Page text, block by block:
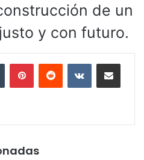
de un
y con futuro.
Tumblr PinterestReddit VKontakteCompartir por